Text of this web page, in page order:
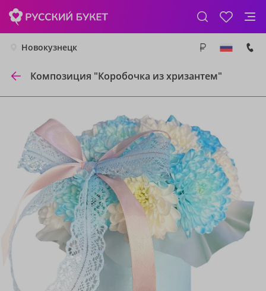
Новокузнецк
Композиция "Коробочка из хризантем"